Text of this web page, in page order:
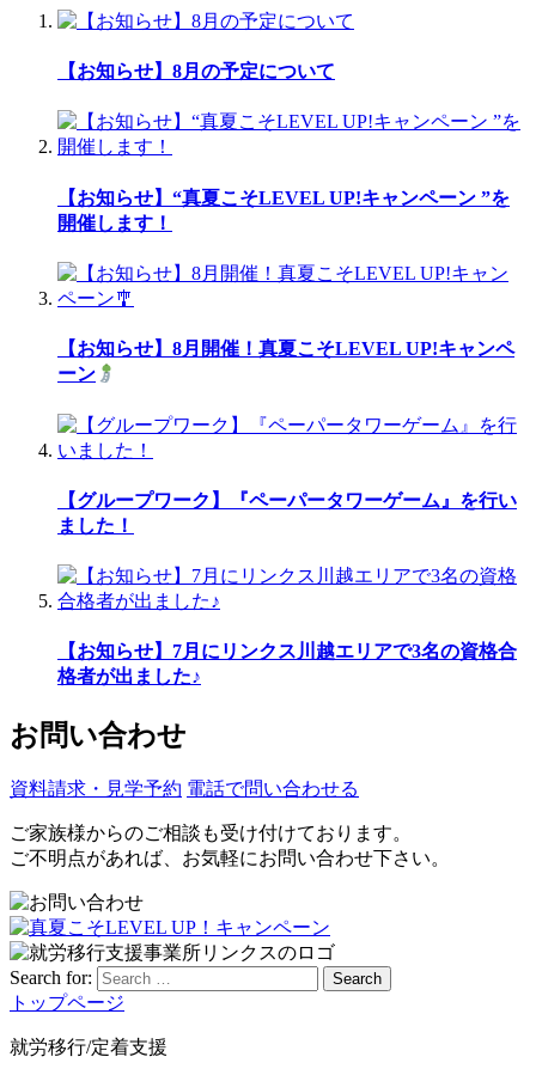
【お知らせ】8月の予定について
【お知らせ】“真夏こそLEVEL UP!キャンペーン ”を
開催します！
【お知らせ】8月開催！真夏こそLEVEL UP!キャンペ
ーン
【グループワーク】『ペーパータワーゲーム』を行い
ました！
【お知らせ】7月にリンクス川越エリアで3名の資格合
格者が出ました♪
お問い合わせ
資料請求・見学予約 電話で問い合わせる
ご家族様からのご相談も受け付けております。
ご不明点があれば、お気軽にお問い合わせ下さい。
Search for: Search
トップページ
就労移行/定着支援